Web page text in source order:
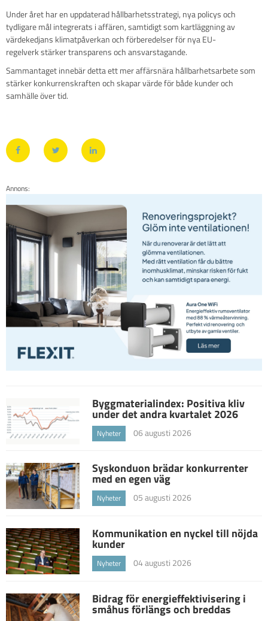
Under året har en uppdaterad hållbarhetsstrategi, nya policys och
tydligare mål integrerats i affären, samtidigt som kartläggning av
värdekedjans klimatpåverkan och förberedelser för nya EU-
regelverk stärker transparens och ansvarstagande.
Sammantaget innebär detta ett mer affärsnära hållbarhetsarbete som
stärker konkurrenskraften och skapar värde för både kunder och
samhälle över tid.
Annons:
Byggmaterialindex: Positiva kliv
under det andra kvartalet 2026
Nyheter 06 augusti 2026
Syskonduon brädar konkurrenter
med en egen väg
Nyheter 05 augusti 2026
Kommunikation en nyckel till nöjda
kunder
Nyheter 04 augusti 2026
Bidrag för energieffektivisering i
småhus förlängs och breddas